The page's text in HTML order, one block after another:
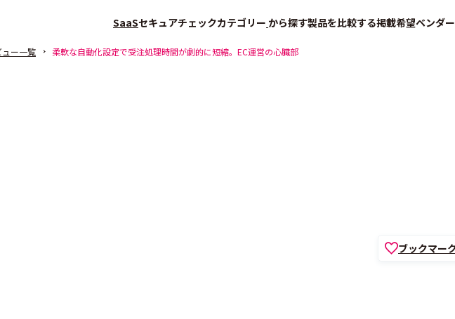
SaaSセキュアチェックカテゴリー から探す製品を比較する掲載希望ベンダ
ュー一覧 柔軟な自動化設定で受注処理時間が劇的に短縮。EC運営の心臓部
ブックマー